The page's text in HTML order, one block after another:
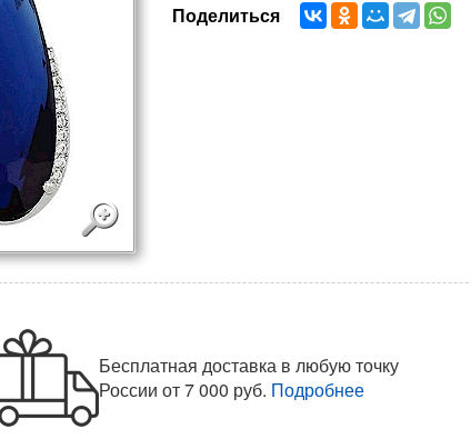
Поделиться
Бесплатная доставка в любую точку
Россииот 7 000 руб. Подробнее